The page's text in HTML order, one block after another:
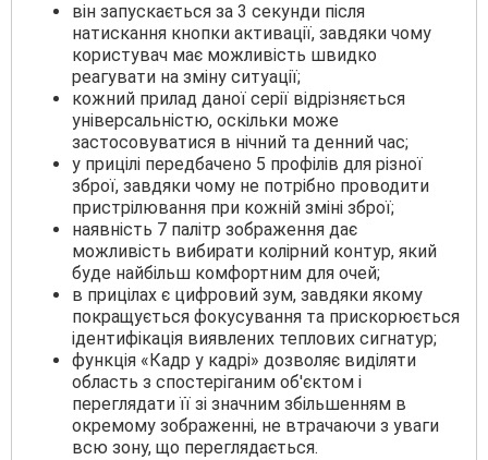
він запускається за 3 секунди після
натискання кнопки активації, завдяки чому
користувач має можливість швидко
реагувати на зміну ситуації;
кожний прилад даної серії відрізняється
універсальністю, оскільки може
застосовуватися в нічний та денний час;
у прицілі передбачено 5 профілів для різної
зброї, завдяки чому не потрібно проводити
пристрілювання при кожній зміні зброї;
наявність 7 палітр зображення дає
можливість вибирати колірний контур, який
буде найбільш комфортним для очей;
в прицілах є цифровий зум, завдяки якому
покращується фокусування та прискорюється
ідентифікація виявлених теплових сигнатур;
функція «Кадр у кадрі» дозволяє виділяти
область з спостеріганим об'єктом і
переглядати її зі значним збільшенням в
окремому зображенні, не втрачаючи з уваги
всю зону, що переглядається.